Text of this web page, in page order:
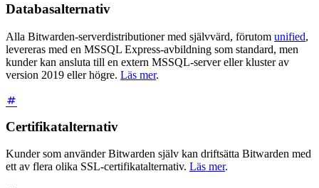
Databasalternativ
Alla Bitwarden-serverdistributioner med självvärd, förutom unified,
levereras med en MSSQL Express-avbildning som standard, men
kunder kan ansluta till en extern MSSQL-server eller kluster av
version 2019 eller högre. Läs mer.
Certifikatalternativ
Kunder som använder Bitwarden själv kan driftsätta Bitwarden med
ett av flera olika SSL-certifikatalternativ. Läs mer.